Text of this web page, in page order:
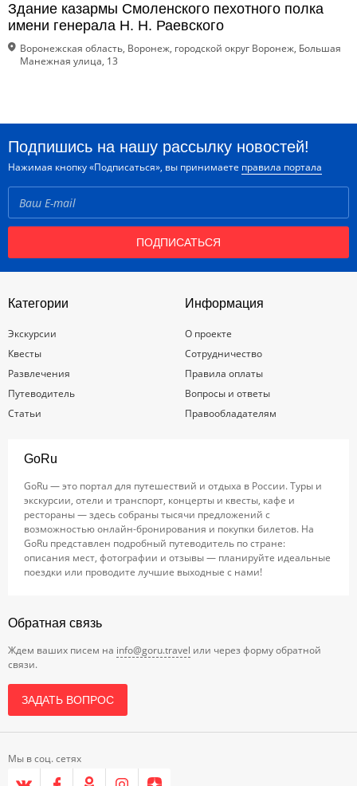
Здание казармы Смоленского пехотного полка
имени генерала Н. Н. Раевского
Воронежская область, Воронеж, городской округ Воронеж, Большая
Манежная улица, 13
Подпишись на нашу рассылку новостей!
Нажимая кнопку «Подписаться», вы принимаете правила портала
ПОДПИСАТЬСЯ
Категории
Экскурсии
Квесты
Развлечения
Путеводитель
Статьи
Информация
О проекте
Сотрудничество
Правила оплаты
Вопросы и ответы
Правообладателям
GoRu
GoRu — это портал для путешествий и отдыха в России. Туры и
экскурсии, отели и транспорт, концерты и квесты, кафе и
рестораны — здесь собраны тысячи предложений с
возможностью онлайн-бронирования и покупки билетов. На
GoRu представлен подробный путеводитель по стране:
описания мест, фотографии и отзывы — планируйте идеальные
поездки или проводите лучшие выходные с нами!
Обратная связь
Ждем ваших писем на info@goru.travel или через форму обратной
связи.
ЗАДАТЬ ВОПРОС
Мы в соц. сетях